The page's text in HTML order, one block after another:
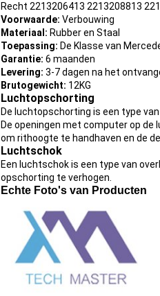
Recht 2213206413 2213208813
Voorwaarde: Verbouwing
Materiaal: Rubber en Staal
Toepassing: De Klasse van
Garantie: 6 maanden
Levering: 3-7 dagen na het
Brutogewicht: 12KG
Luchtopschorting
De luchtopschorting is een type
De openingen met computer op
om rithoogte te handhaven en de
Luchtschok
Een luchtschok is een type van
opschorting te verhogen.
Echte Foto's van Producten